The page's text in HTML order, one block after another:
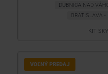
DUBNICA NAD
BRATISLAVA
KIT
VOĽNÝ PREDAJ